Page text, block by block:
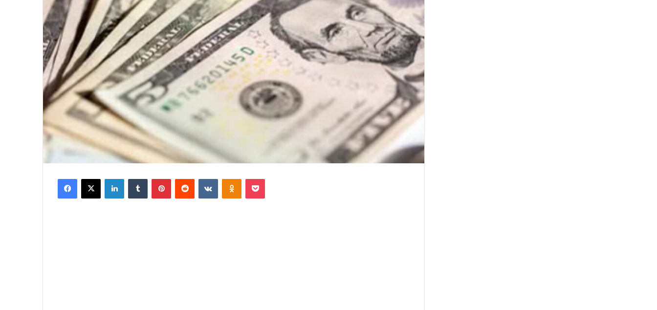
Facebook
X LinkedInTumblr PinterestReddit VKontakteOdnoklassniki
Pocket